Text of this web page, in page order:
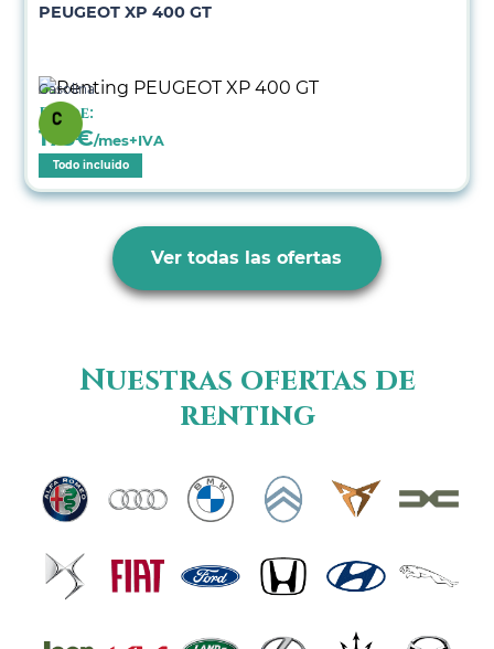
PEUGEOT XP 400 GT
Gasolina
Desde:
173€/mes+IVA
Todo incluido
Ver todas las ofertas
Nuestras ofertas de
renting